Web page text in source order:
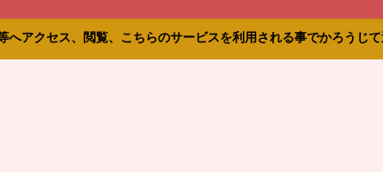
へアクセス、閲覧、こちらのサービスを利用される事でかろうじ